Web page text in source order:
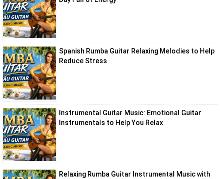
Spanish Rumba Guitar Relaxing Melodies to Help
Reduce Stress
Instrumental Guitar Music: Emotional Guitar
Instrumentals to Help You Relax
Relaxing Rumba Guitar Instrumental Music with